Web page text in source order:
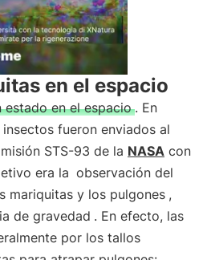
en el espacio
estado en el espacio . En
fueron enviados al
STS-93 de la NASA con
era la observación del
mariquitas y los pulgones ,
de gravedad . En efecto, las
por los tallos